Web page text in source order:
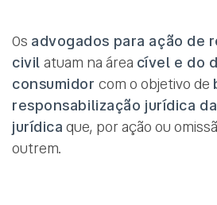
Os advogados para ação de
civilatuam na área cível e do
consumidor com o objetivo de
responsabilização jurídica
jurídicaque, por ação ou
outrem.